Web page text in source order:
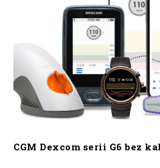
CGM Dexcom serii G6 bez